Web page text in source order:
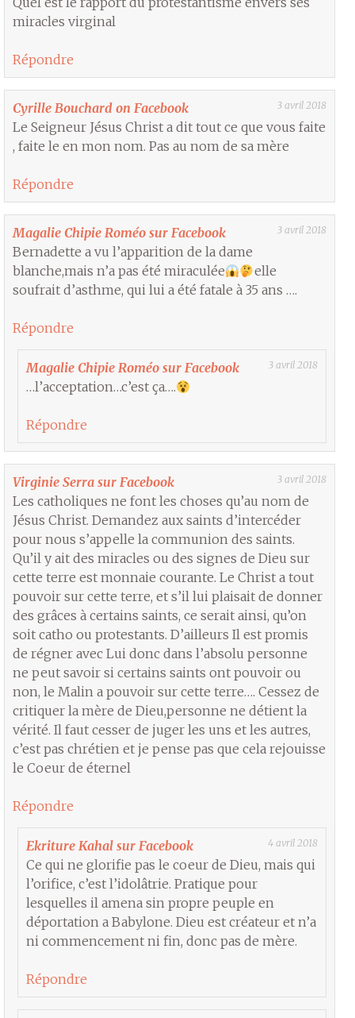
miracles virginal
Répondre
Cyrille Bouchard on Facebook 3 avril 2018
Le Seigneur Jésus Christ a dit tout ce que vous faite
, faite le en mon nom. Pas au nom de sa mère
Répondre
Magalie Chipie Roméo sur Facebook 3 avril 2018
Bernadette a vu l’apparition de la dame
blanche,mais n’a pas été miraculée
elle
soufrait d’asthme, qui lui a été fatale à 35 ans ….
Répondre
Magalie Chipie Roméo sur Facebook 3 avril 2018
…l’acceptation…c’est ça….
Répondre
Virginie Serra sur Facebook 3 avril 2018
Les catholiques ne font les choses qu’au nom de
Jésus Christ. Demandez aux saints d’intercéder
pour nous s’appelle la communion des saints.
Qu’il y ait des miracles ou des signes de Dieu sur
cette terre est monnaie courante. Le Christ a tout
pouvoir sur cette terre, et s’il lui plaisait de donner
des grâces à certains saints, ce serait ainsi, qu’on
soit catho ou protestants. D’ailleurs Il est promis
de régner avec Lui donc dans l’absolu personne
ne peut savoir si certains saints ont pouvoir ou
non, le Malin a pouvoir sur cette terre…. Cessez de
critiquer la mère de Dieu,personne ne détient la
vérité. Il faut cesser de juger les uns et les autres,
c’est pas chrétien et je pense pas que cela rejouisse
le Coeur de éternel
Répondre
Ekriture Kahal sur Facebook 4 avril 2018
Ce qui ne glorifie pas le coeur de Dieu, mais qui
l’orifice, c’est l’idolâtrie. Pratique pour
lesquelles il amena sin propre peuple en
déportation a Babylone. Dieu est créateur et n’a
ni commencement ni fin, donc pas de mère.
Répondre